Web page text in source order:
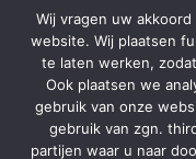
Tel: +31 (0) 113 313151
E-mail:
Copyright @2021
Wij vragen uw
website. Wij plaatsen
te laten werken,
Ook plaatsen we
gebruik van onze
gebruik van zgn.
partijen waar u naar